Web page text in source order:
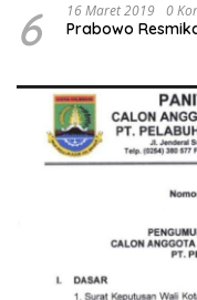
6 16 Maret 2019 0
Prabowo